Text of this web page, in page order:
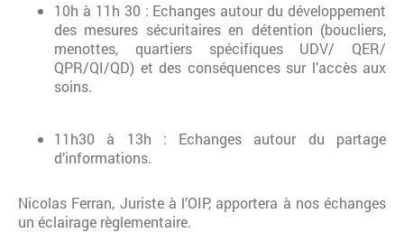
10h à 11h 30 : Echanges autour du développement
des mesures sécuritaires en détention (boucliers,
menottes, quartiers spécifiques UDV/ QER/
QPR/QI/QD) et des conséquences sur l’accès aux
soins.
11h30 à 13h : Echanges autour du partage
d’informations.
Nicolas Ferran, Juriste à l’OIP, apportera à nos échanges
un éclairage règlementaire.